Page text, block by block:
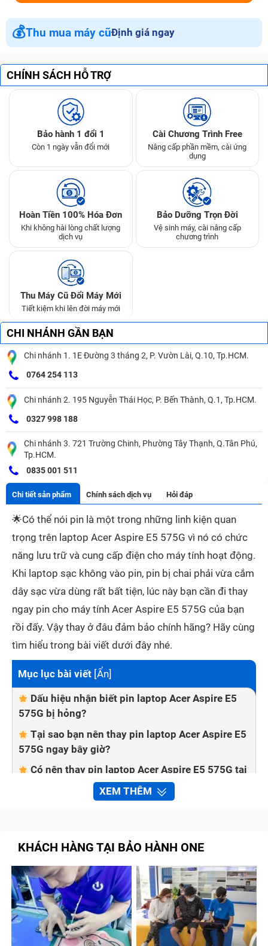
💰Thu mua máy cũĐịnh giá ngay
CHÍNH SÁCH HỖ TRỢ
Bảo hành 1 đổi 1
Còn 1 ngày vẫn đổi mới
Cài Chương Trình Free
Nâng cấp phần mềm, cài ứng
dụng
Hoàn Tiền 100% Hóa Đơn
Khi không hài lòng chất lượng
dịch vụ
Bảo Dưỡng Trọn Đời
Vệ sinh máy, cài nâng cấp
chương trình
Thu Máy Cũ Đổi Máy Mới
Tiết kiệm khi lên đời máy mới
CHI NHÁNH GẦN BẠN
Chi nhánh 1. 1E Đường 3 tháng 2, P. Vườn Lài, Q.10, Tp.HCM.
0764 254 113
Chi nhánh 2. 195 Nguyễn Thái Học, P. Bến Thành, Q.1, Tp.HCM.
0327 998 188
Chi nhánh 3. 721 Trường Chinh, Phường Tây Thạnh, Q.Tân Phú,
Tp.HCM.
0835 001 511
Chi tiết sản phẩm Chính sách dịch vụ Hỏi đáp
🌟Có thể nói pin là một trong những linh kiện quan
trọng trên laptop Acer Aspire E5 575G vì nó có chức
năng lưu trữ và cung cấp điện cho máy tính hoạt động.
Khi laptop sạc không vào pin, pin bị chai phải vừa cắm
dây sạc vừa dùng rất bất tiện, lúc này bạn cần đi thay
ngay pin cho máy tính Acer Aspire E5 575G của bạn
rồi đấy. Vậy thay ở đâu đảm bảo chính hãng? Hãy cùng
tìm hiểu trong bài viết dưới đây nhé.
Mục lục bài viết [Ẩn]
Dấu hiệu nhận biết pin laptop Acer Aspire E5
575G bị hỏng?
Tại sao bạn nên thay pin laptop Acer Aspire E5
575G ngay bây giờ?
Có nên thay pin laptop Acer Aspire E5 575G tại
Quy trình sửa chữa tại trung tâm Bảo Hành
One
Bước 1: Kiểm tra pin laptop Acer Aspire E5
575G phù hợp
Bước 2: Báo giá cho khách hàng
Bước 3: Lắp pin laptop Acer Aspire E5 575G
XEM THÊM
KHÁCH HÀNG TẠI BẢO HÀNH ONE